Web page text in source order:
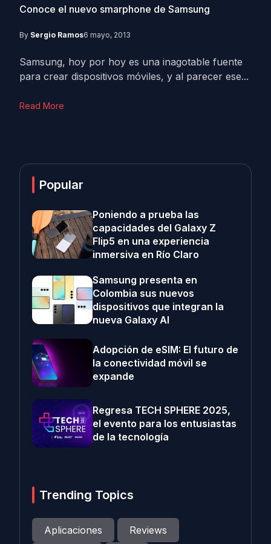
Conoce el nuevo smarphone de Samsung
By Sergio Ramos6 mayo, 2013
Samsung, hoy por hoy es una inagotable fuente
para crear dispositivos móviles, y al parecer ese...
Read More
Popular
Poniendo a prueba las
capacidades del Galaxy Z
Flip5 en una experiencia
inmersiva en Río Claro
Samsung presenta en
Colombia sus nuevos
dispositivos que integran la
nueva Galaxy AI
Adopción de eSIM: El futuro de
la conectividad móvil se
expande
Regresa TECH SPHERE 2025,
el evento para los entusiastas
de la tecnología
Trending Topics
Aplicaciones Reviews